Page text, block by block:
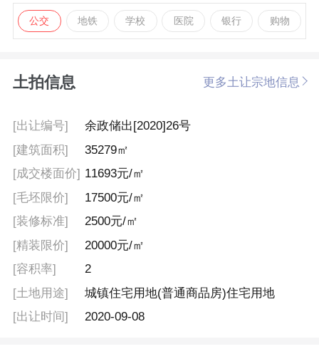
公交 地铁 学校 医院 银行 购物
土拍信息 更多土让宗地信息
[出让编号]
余政储出[2020]26号
[建筑面积]
35279㎡
[成交楼面价] 11693元/㎡
[毛坯限价]
17500元/㎡
[装修标准]
2500元/㎡
[精装限价]
20000元/㎡
[容积率]
2
[土地用途]
城镇住宅用地(普通商品房)住宅用地
[出让时间]
2020-09-08